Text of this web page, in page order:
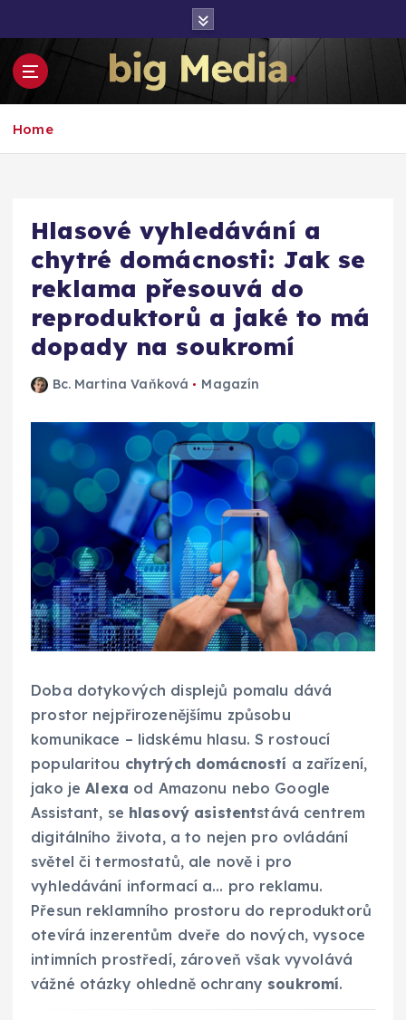
o
Inspirace pro mediální růst a podnikání
Home
Hlasové vyhledávání a
chytré domácnosti: Jak se
reklama přesouvá do
reproduktorů a jaké to má
dopady na soukromí
Bc. Martina Vaňková Magazín
Doba dotykových displejů pomalu dává
prostor nejpřirozenějšímu způsobu
komunikace – lidskému hlasu. S rostoucí
popularitou chytrých domácností a zařízení,
jako jeAlexa od Amazonu nebo Google
Assistant, se hlasový asistentstává centrem
digitálního života, a to nejen pro ovládání
světel či termostatů, ale nově i pro
vyhledávání informací a… pro reklamu.
Přesun reklamního prostoru do reproduktorů
otevírá inzerentům dveře do nových, vysoce
intimních prostředí, zároveň však vyvolává
vážné otázky ohledně ochrany soukromí.